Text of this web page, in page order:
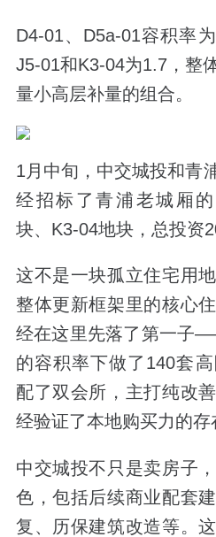
D4-01、 D5a-01容积率为
J5-01和K3-04为1.7 ，整
量小高层补量的组合。
1 月中旬，中交城投和青
经招标了青浦老城厢的
块、 K3-04地块，总投资
这不是一块孤立住宅用
整体更新框架里的核心
经在这里先落了第一子
的容积率下做了 140套
配了双会所，主打纯改
经验证了本地购买力的存
中交城投不只是卖房子
色，包括后续商业配套
复、历保建筑改造等。